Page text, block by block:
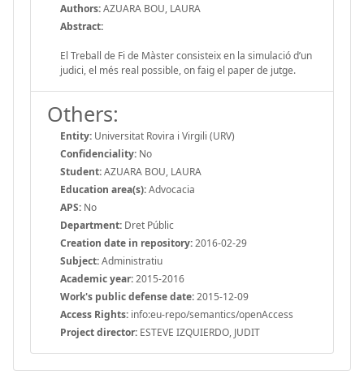
Authors:AZUARA BOU, LAURA
Abstract:
El Treball de Fi de Màster consisteix en la simulació d’un
judici, el més real possible, on faig el paper de jutge.
Others:
Entity: Universitat Rovira i Virgili (URV)
Confidenciality: No
Student:AZUARA BOU, LAURA
Education area(s):Advocacia
APS: No
Department: Dret Públic
Creation date in repository:2016-02-29
Subject:Administratiu
Academic year:2015-2016
Work's public defense date:2015-12-09
Access Rights: info:eu-repo/semantics/openAccess
Project director: ESTEVE IZQUIERDO, JUDIT